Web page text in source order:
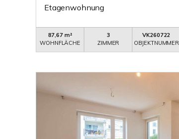
Etagenwohnung
87,67 m²
WOHNFLÄCHE
3
ZIMMER
VK260722
OBJEKTNUMMER